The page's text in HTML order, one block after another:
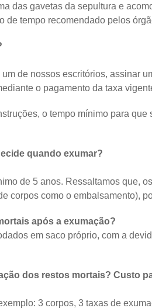
das gavetas da sepultura e
de tempo recomendado pelos
de nossos escritórios, assinar
o pagamento da taxa
o tempo mínimo para que
quando exumar?
de 5 anos. Ressaltamos que,
corpos como o embalsamento),
após a exumação?
em saco próprio, com a
dos restos mortais? Custo
3 corpos, 3 taxas de